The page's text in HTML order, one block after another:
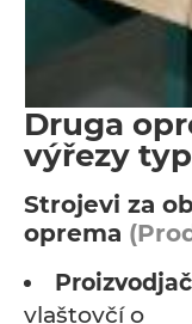
Druga
výřezy
Strojevi za
oprema
vlaštovčí o